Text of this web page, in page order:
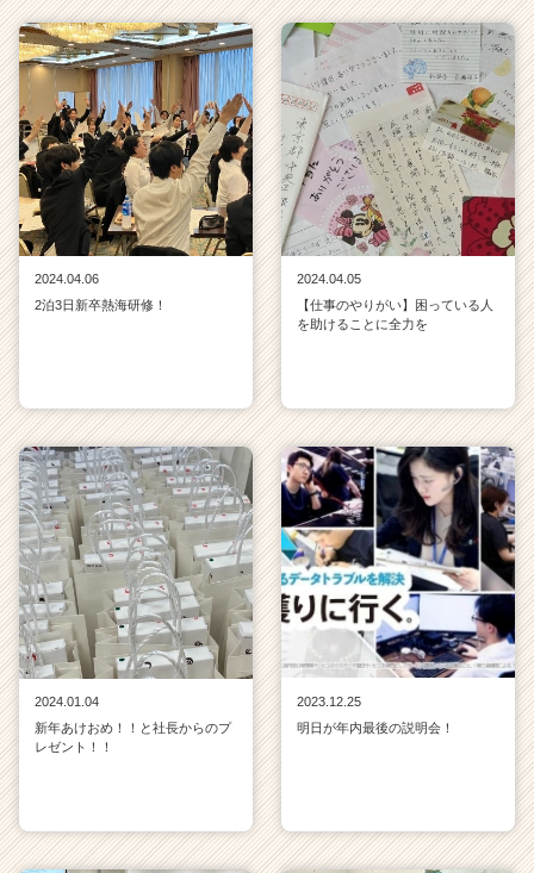
2024.04.06
2泊3日新卒熱海研修！
2024.04.05
【仕事のやりがい】困っている人
を助けることに全力を
2024.01.04
新年あけおめ！！と社長からのプ
レゼント！！
2023.12.25
明日が年内最後の説明会！